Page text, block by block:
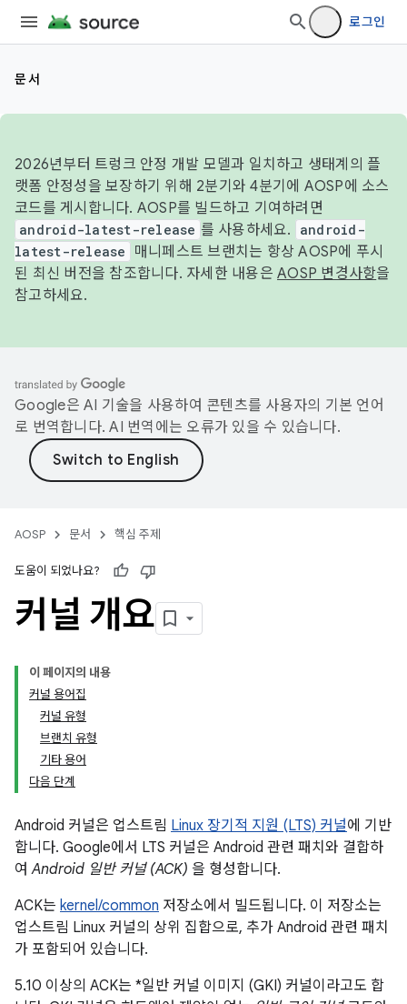
로그인
문서
2026년부터 트렁크 안정 개발 모델과 일치하고 생태계의 플
랫폼 안정성을 보장하기 위해 2분기와 4분기에 AOSP에 소스
코드를 게시합니다. AOSP를 빌드하고 기여하려면
android-latest-release 를 사용하세요.
android-
latest-release
매니페스트 브랜치는 항상 AOSP에 푸시
된 최신 버전을 참조합니다. 자세한 내용은 AOSP 변경사항을
참고하세요.
Google은 AI 기술을 사용하여 콘텐츠를 사용자의 기본 언어
로 번역합니다. AI 번역에는 오류가 있을 수 있습니다.
AOSP 문서 핵심 주제
도움이 되었나요?
커널 개요
이 페이지의 내용
커널 용어집
커널 유형
브랜치 유형
기타 용어
다음 단계
Android 커널은 업스트림 Linux 장기적 지원 (LTS) 커널에 기반
합니다. Google에서 LTS 커널은 Android 관련 패치와 결합하
여Android 일반 커널 (ACK) 을 형성합니다.
ACK는 kernel/common 저장소에서 빌드됩니다. 이 저장소는
업스트림 Linux 커널의 상위 집합으로, 추가 Android 관련 패치
가 포함되어 있습니다.
5.10 이상의 ACK는 *일반 커널 이미지 (GKI) 커널이라고도 합